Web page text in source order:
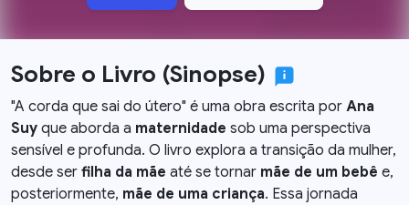
Sobre o Livro (Sinopse)
"A corda que sai do útero" é uma obra escrita por Ana
Suy que aborda a maternidade sob uma perspectiva
sensível e profunda. O livro explora a transição da mulher,
desde ser filha da mãe até se tornar mãe de um bebê e,
posteriormente, mãe de uma criança. Essa jornada